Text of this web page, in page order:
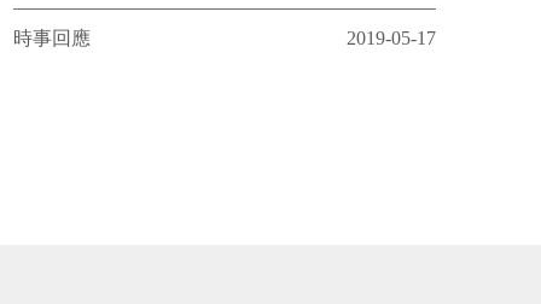
「兒少最佳利益審查」。
時事回應 2019-05-17